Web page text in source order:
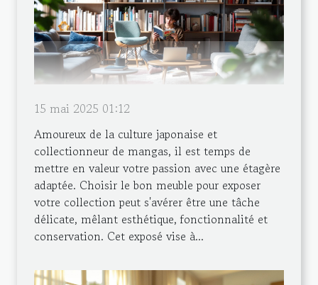
15 mai 2025 01:12
Amoureux de la culture japonaise et
collectionneur de mangas, il est temps de
mettre en valeur votre passion avec une étagère
adaptée. Choisir le bon meuble pour exposer
votre collection peut s'avérer être une tâche
délicate, mêlant esthétique, fonctionnalité et
conservation. Cet exposé vise à...